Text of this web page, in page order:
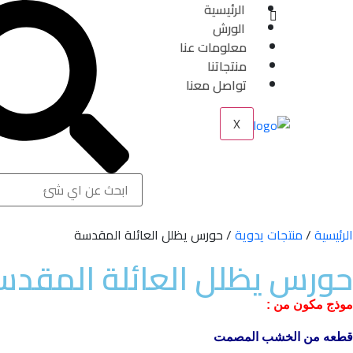
الرئيسية
الورش
معلومات عنا
منتجاتنا
تواصل معنا
X
الرئيسية/منتجات يدوية/ حورس يظلل العائلة المقدسة
حورس يظلل العائلة
موذج مكون من :
قطعه من الخشب المصمت